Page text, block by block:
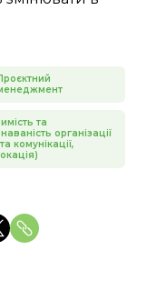
та
організації
комунікації,